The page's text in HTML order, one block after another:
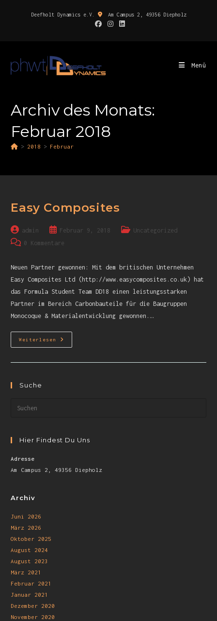
Deefholt Dynamics e.V. Am Campus 2, 49356 Diepholz
Menü
Archiv des Monats:
Februar 2018
> 2018 > Februar
Easy Composites
admin Februar 9, 2018
Uncategorized
0 Kommentare
Neuen Partner gewonnen: Mit dem britischen Unternehmen
Easy Composites Ltd (http://www.easycomposites.co.uk) hat
das Formula Student Team DD18 einen leistungsstarken
Partner im Bereich Carbonbauteile für die Baugruppen
Monocoque & Materialentwicklung gewonnen.…
Weiterlesen
Suche
Hier Findest Du Uns
Adresse
Am Campus 2, 49356 Diepholz
Archiv
Juni 2026
März 2026
Oktober 2025
August 2024
August 2023
März 2021
Februar 2021
Januar 2021
Dezember 2020
November 2020